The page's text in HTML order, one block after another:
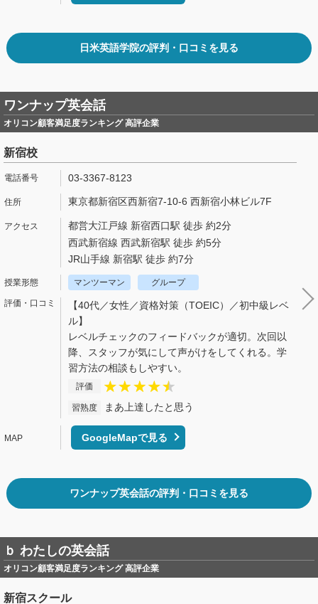
日米英語学院の評判・口コミを見る
ワンナップ英会話
オリコン顧客満足度ランキング 高評企業
新宿校
03-3367-8123
東京都新宿区西新宿7-10-6 西新宿小林ビル7F
都営大江戸線 新宿西口駅 徒歩 約2分
西武新宿線 西武新宿駅 徒歩 約5分
JR山手線 新宿駅 徒歩 約7分
マンツーマン グループ
【40代／女性／資格対策（TOEIC）／初中級レベ
ル】
レベルチェックのフィードバックが適切。次回以
降、スタッフが気にして声がけをしてくれる。学
習方法の相談もしやすい。
評価
習熟度 まあ上達したと思う
GoogleMapで見る
ワンナップ英会話の評判・口コミを見る
ｂ わたしの英会話
オリコン顧客満足度ランキング 高評企業
新宿スクール